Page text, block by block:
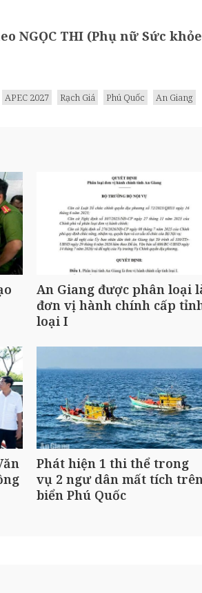
NGỌC THI (Phụ nữ Sức
APEC 2027 Rạch Giá Phú Quốc
An Giang
An Giang được phân loại
đơn vị hành chính cấp
loại I
Phát hiện 1 thi thể trong
vụ 2 ngư dân mất tích
biển Phú Quốc